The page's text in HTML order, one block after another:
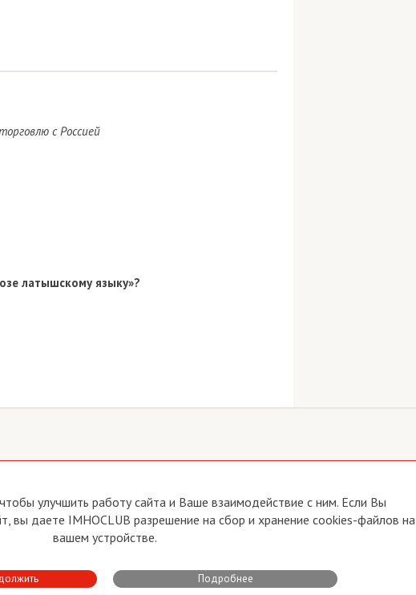
с Россией
латышскому языку»?
Прямая связь c членами клуба
Реклама
улучшить работу сайта и Ваше взаимодействие с ним. Если Вы
вы даете IMHOCLUB разрешение на сбор и хранение cookies-файлов на
вашем устройстве.
Подробнее